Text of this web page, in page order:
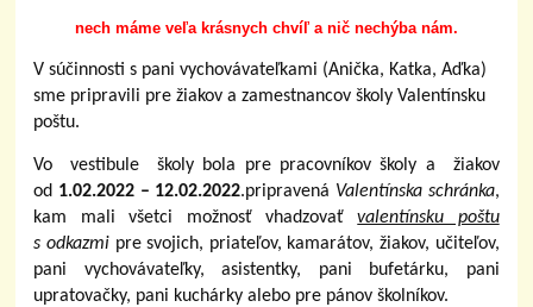
nech máme veľa krásnych chvíľ a nič nechýba nám.
V súčinnosti s pani vychovávateľkami (Anička, Katka, Aďka)
sme pripravili pre žiakov a zamestnancov školy Valentínsku
poštu.
Vo vestibule školy bola pre pracovníkov školy a žiakov
od 1.02.2022 – 12.02.2022.pripravená Valentínska schránka,
kam mali všetci možnosť vhadzovaťvalentínsku poštu
s odkazmipre svojich, priateľov, kamarátov, žiakov, učiteľov,
pani vychovávateľky, asistentky, pani bufetárku, pani
upratovačky, pani kuchárky alebo pre pánov školníkov.